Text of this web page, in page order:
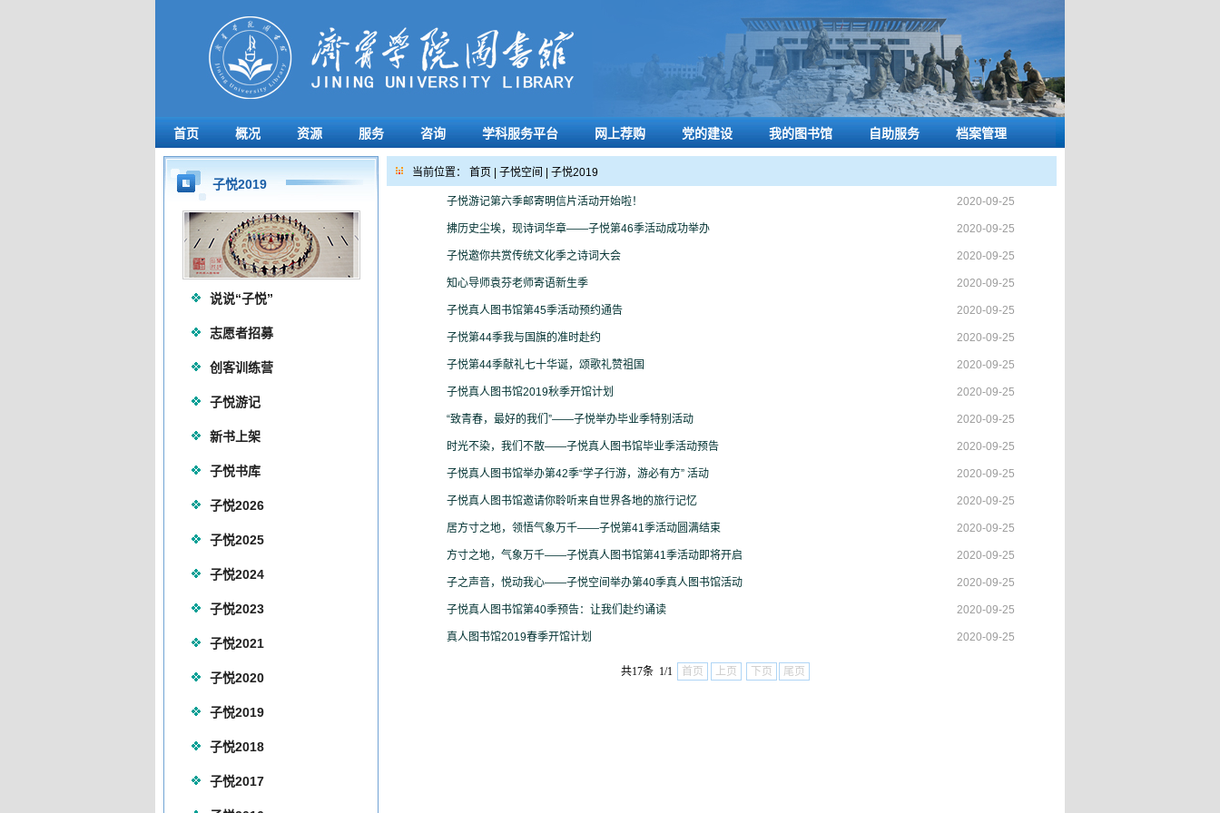
首页 概况 资源 服务 咨询 学科服务平台 网上荐购 党的建设 我的图书馆 自助服务 档案管理
子悦2019
说说“子悦”
志愿者招募
创客训练营
子悦游记
新书上架
子悦书库
子悦2026
子悦2025
子悦2024
子悦2023
子悦2021
子悦2020
子悦2019
子悦2018
子悦2017
当前位置： 首页 子悦空间 子悦2019
2020-09-25
子悦游记第六季邮寄明信片活动开始啦！
2020-09-25
拂历史尘埃，现诗词华章——子悦第46季活动成功举办
2020-09-25
子悦邀你共赏传统文化季之诗词大会
2020-09-25
知心导师袁芬老师寄语新生季
2020-09-25
子悦真人图书馆第45季活动预约通告
2020-09-25
子悦第44季我与国旗的准时赴约
2020-09-25
子悦第44季献礼七十华诞，颂歌礼赞祖国
2020-09-25
子悦真人图书馆2019秋季开馆计划
2020-09-25
“致青春，最好的我们”——子悦举办毕业季特别活动
2020-09-25
时光不染，我们不散——子悦真人图书馆毕业季活动预告
2020-09-25
子悦真人图书馆举办第42季“学子行游，游必有方” 活动
2020-09-25
子悦真人图书馆邀请你聆听来自世界各地的旅行记忆
2020-09-25
居方寸之地，领悟气象万千——子悦第41季活动圆满结束
2020-09-25
方寸之地，气象万千——子悦真人图书馆第41季活动即将开启
2020-09-25
子之声音，悦动我心——子悦空间举办第40季真人图书馆活动
2020-09-25
子悦真人图书馆第40季预告：让我们赴约诵读
2020-09-25
真人图书馆2019春季开馆计划
共17条 1/1 首页 上页 下页 尾页